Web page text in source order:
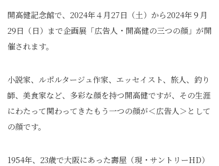
開高健記念館で、2024年４月27日（土）から2024年９月
29日（日）まで企画展「広告人・開高健の三つの顔」が開
催されます。
小説家、ルポルタージュ作家、エッセイスト、旅人、釣り
師、美食家など、多彩な顔を持つ開高健ですが、その生涯
にわたって関わってきたもう一つの顔が＜広告人＞として
の顔です。
1954年、23歳で大阪にあった壽屋（現・サントリーHD）